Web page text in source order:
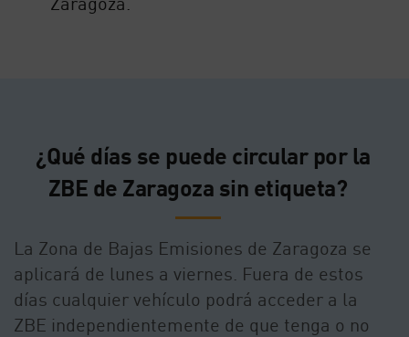
¿Qué días se puede circular por la
ZBE de Zaragoza sin etiqueta?
La Zona de Bajas Emisiones de Zaragoza se
aplicará de lunes a viernes. Fuera de estos
días cualquier vehículo podrá acceder a la
ZBE independientemente de que tenga o no